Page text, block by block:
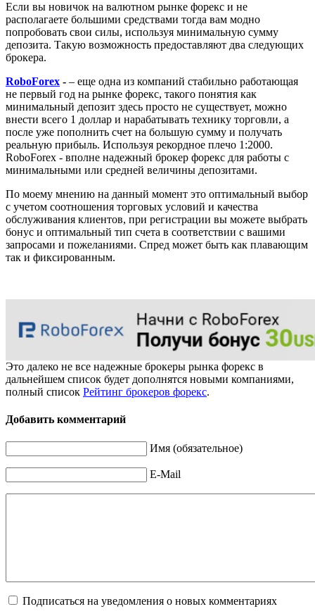
Если вы новичок на валютном рынке форекс и не
располагаете большими средствами тогда вам модно
попробовать свои силы, используя минимальную сумму
депозита. Такую возможность предоставляют два следующих
брокера.
RoboForex - – еще одна из компаний стабильно работающая
не первый год на рынке форекс, такого понятия как
минимальный депозит здесь просто не существует, можно
внести всего 1 доллар и нарабатывать технику торговли, а
после уже пополнить счет на большую сумму и получать
реальную прибыль. Используя рекордное плечо 1:2000.
RoboForex - вполне надежный брокер форекс для работы с
минимальными или средней величины депозитами.
По моему мнению на данный момент это оптимальный выбор
с учетом соотношения торговых условий и качества
обслуживания клиентов, при регистрации вы можете выбрать
бонус и оптимальный тип счета в соответствии с вашими
запросами и пожеланиями. Спред может быть как плавающим
так и фиксированным.
Это далеко не все надежные брокеры рынка форекс в
дальнейшем список будет дополнятся новыми компаниями,
полный список Рейтинг брокеров форекс.
Добавить комментарий
Имя (обязательное)
E-Mail
Подписаться на уведомления о новых комментариях